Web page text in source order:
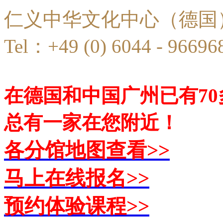
仁义中华文化中心（德国
Tel：+49 (0) 6044 -
在德国和中国广州已有
总有一家在您附近！
各分馆地图查看>>
马上在线报名>>
预约体验课程>>